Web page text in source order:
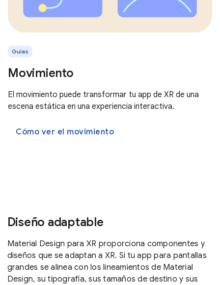
Guías
Movimiento
El movimiento puede transformar tu app de XR de una
escena estática en una experiencia interactiva.
Cómo ver el movimiento
Diseño adaptable
Material Design para XR proporciona componentes y
diseños que se adaptan a XR. Si tu app para pantallas
grandes se alinea con los lineamientos de Material
Design, su tipografía, sus tamaños de destino y sus